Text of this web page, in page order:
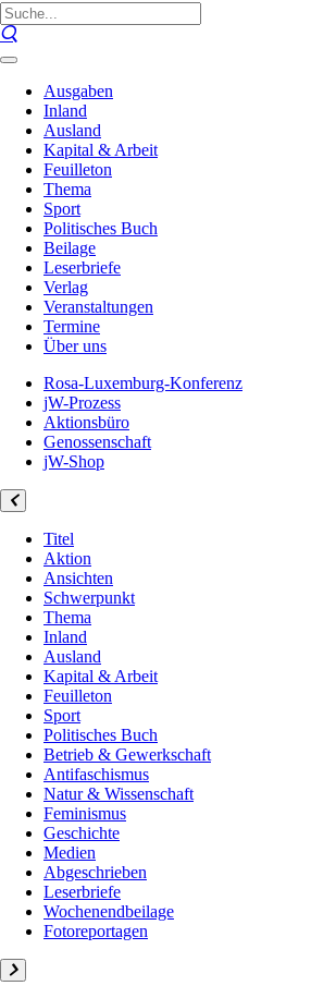
Ausgaben
Inland
Ausland
Kapital & Arbeit
Feuilleton
Thema
Sport
Politisches Buch
Beilage
Leserbriefe
Verlag
Veranstaltungen
Termine
Über uns
Rosa-Luxemburg-Konferenz
jW-Prozess
Aktionsbüro
Genossenschaft
jW-Shop
Titel
Aktion
Ansichten
Schwerpunkt
Thema
Inland
Ausland
Kapital & Arbeit
Feuilleton
Sport
Politisches Buch
Betrieb & Gewerkschaft
Antifaschismus
Natur & Wissenschaft
Feminismus
Geschichte
Medien
Abgeschrieben
Leserbriefe
Wochenendbeilage
Fotoreportagen